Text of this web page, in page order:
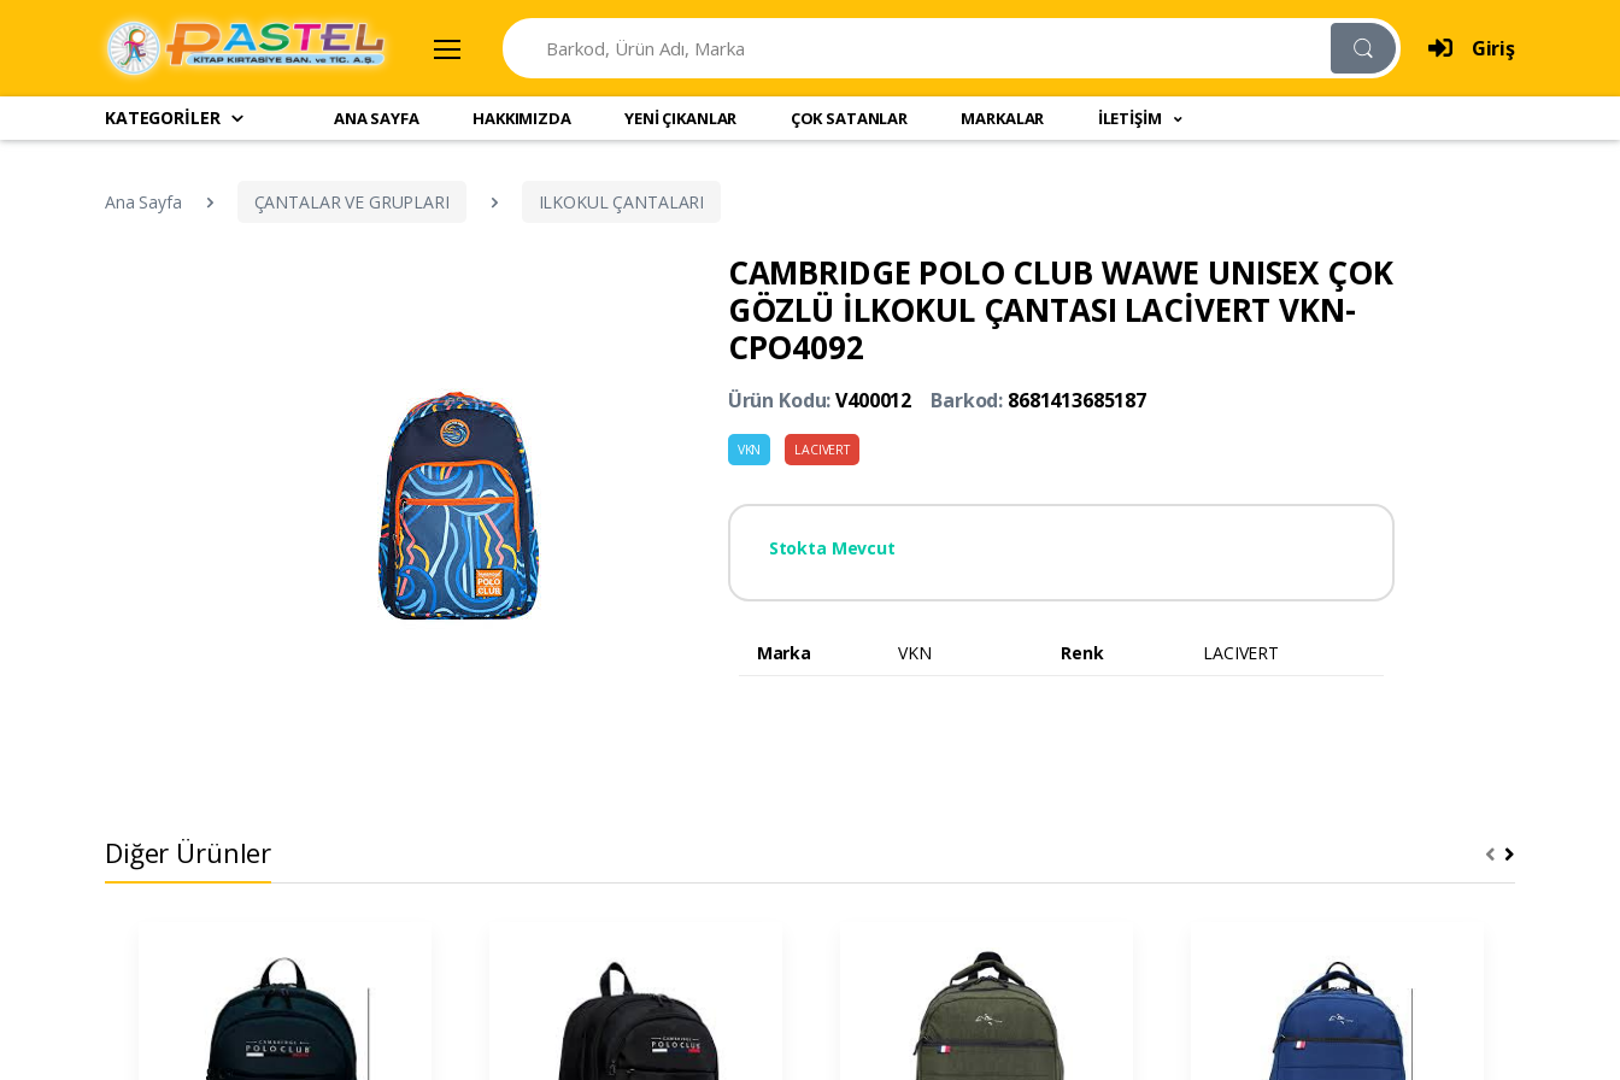
Giriş
KATEGORİLER ANA SAYFA HAKKIMIZDA YENİ ÇIKANLAR ÇOK SATANLAR MARKALAR İLETİŞİM
Ana Sayfa ÇANTALAR VE GRUPLARI ILKOKUL ÇANTALARI
CAMBRIDGE POLO CLUB WAWE UNISEX ÇOK
GÖZLÜ İLKOKUL ÇANTASI LACİVERT VKN-
CPO4092
Ürün Kodu:V400012 Barkod: 8681413685187
VKN LACIVERT
Stokta Mevcut
Marka VKN Renk LACIVERT
Diğer Ürünler